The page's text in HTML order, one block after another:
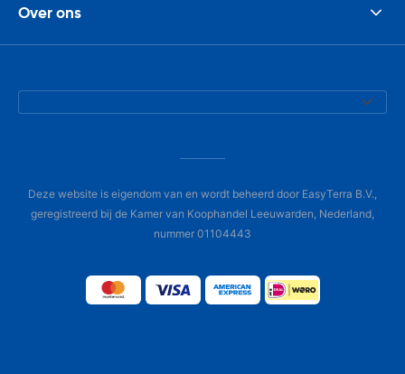
Over ons
Deze website is eigendom van en wordt beheerd door EasyTerra B.V.,
geregistreerd bij de Kamer van Koophandel Leeuwarden, Nederland,
nummer 01104443